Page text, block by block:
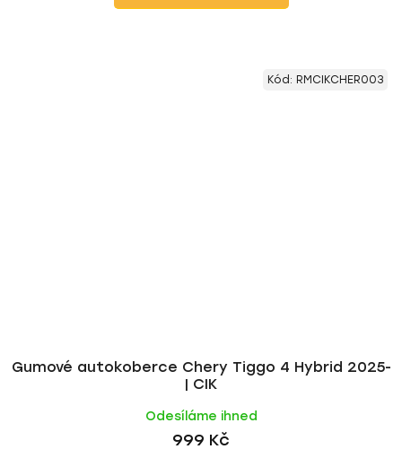
Gumové autokoberce Chery Tiggo 4 Hybrid 2025-
| CIK
Odesíláme ihned
999 Kč
Kód: RMCIKCHER003